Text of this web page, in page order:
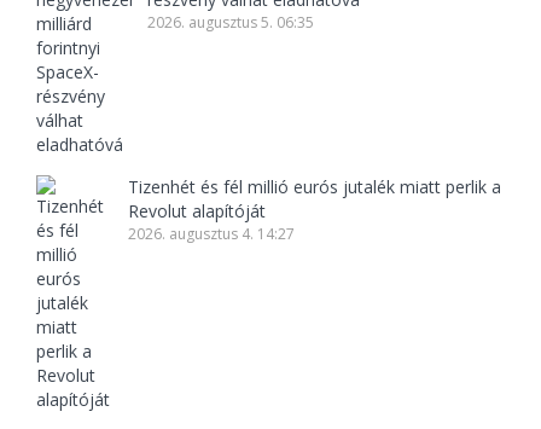
2026. augusztus 5. 06:35
Tizenhét és fél millió eurós jutalék miatt perlik a
Revolut alapítóját
2026. augusztus 4. 14:27